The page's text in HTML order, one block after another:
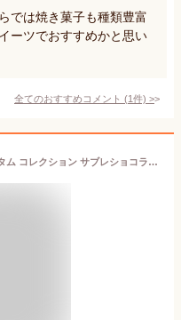
では焼き菓子も種類豊富
ーツでおすすめかと思い
全てのおすすめコメント (1件) >
ゴディバ (GODIVA)ゴディバ オータム コレクション サブレショコラ（9個入）